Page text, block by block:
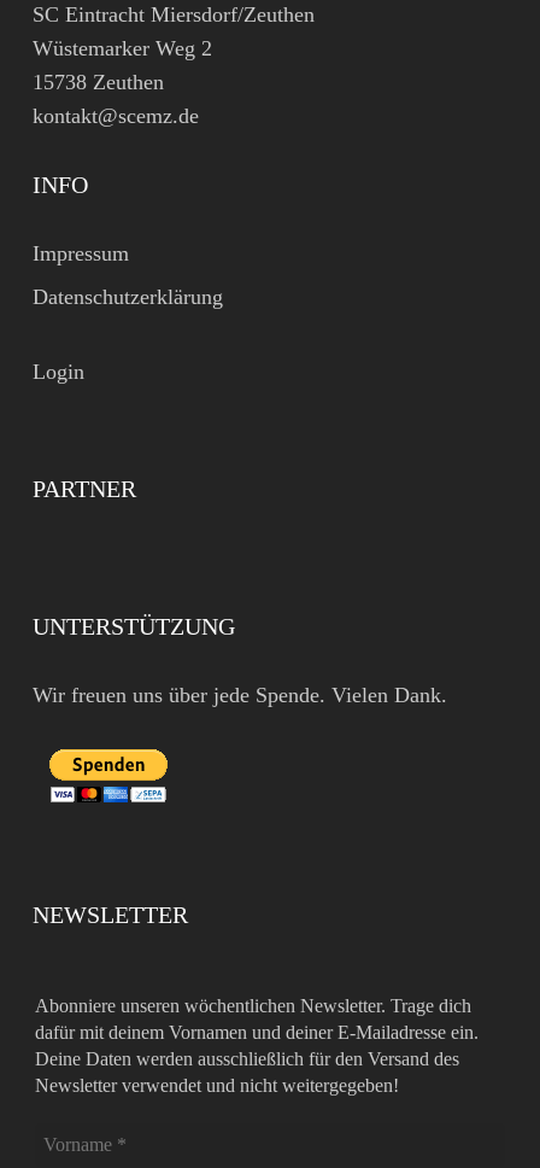
SC Eintracht Miersdorf/Zeuthen
Wüstemarker Weg 2
15738 Zeuthen
kontakt@scemz.de
INFO
Impressum
Datenschutzerklärung
Login
PARTNER
UNTERSTÜTZUNG
Wir freuen uns über jede Spende. Vielen Dank.
NEWSLETTER
Abonniere unseren wöchentlichen Newsletter. Trage dich
dafür mit deinem Vornamen und deiner E-Mailadresse ein.
Deine Daten werden ausschließlich für den Versand des
Newsletter verwendet und nicht weitergegeben!